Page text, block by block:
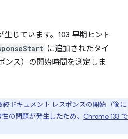
じています。103 早期ヒント
に追加されたタイ
ンス）の開始時間を測定しま
終ドキュメント レスポンスの開始（後に
の問題が発生したため、 Chrome 133 で